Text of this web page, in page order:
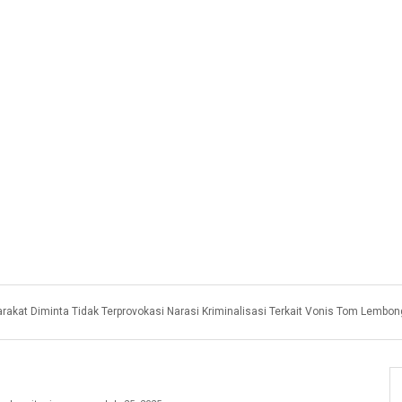
Diminta Tidak Terprovokasi Narasi Kriminalisasi Terkait Vonis Tom